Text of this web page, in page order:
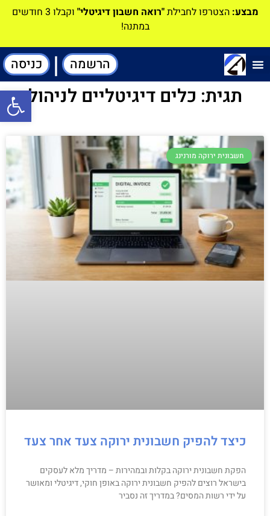
מבצע: הצטרפו לחבילת"רואה חשבון דיגיטלי"
וקבלו 3 חודשים
במתנה!
הרשמה | כניסה
תגית: כלים דיגיטליים לניהול
חשבונית ירוקה מורנינג
כיצד להפיק חשבונית ירוקה צעד אחר צעד
הפקת חשבונית ירוקה בקלות ובמהירות – מדריך מלא לעסקים
בישראל רוצים להפיק חשבונית ירוקה באופן חוקי, דיגיטלי ומאושר
על ידי רשות המסים? במדריך זה נסביר
פתח